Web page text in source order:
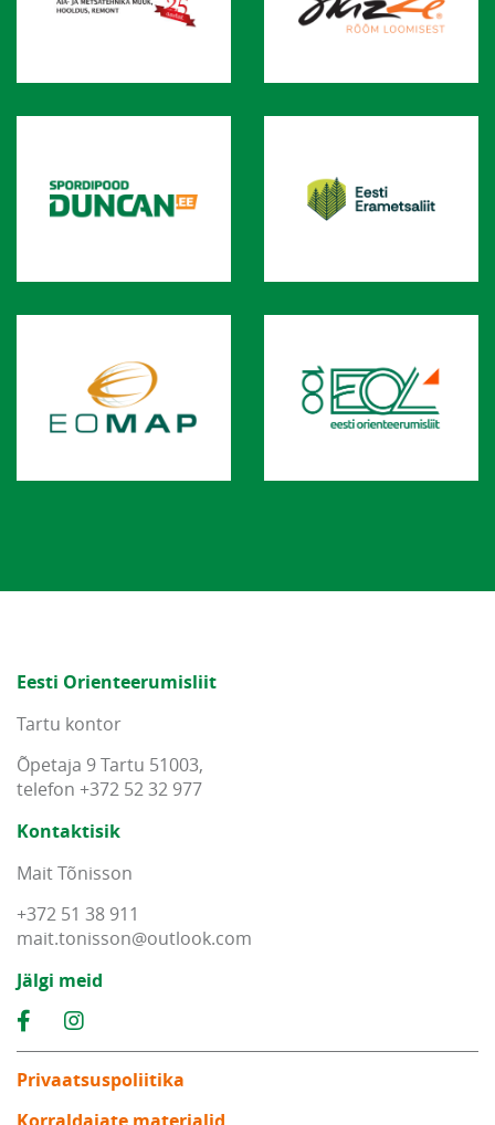
Eesti Orienteerumisliit
Tartu kontor
Õpetaja 9 Tartu 51003,
telefon +372 52 32 977
Kontaktisik
Mait Tõnisson
+372 51 38 911
mait.tonisson@outlook.com
Jälgi meid
Privaatsuspoliitika